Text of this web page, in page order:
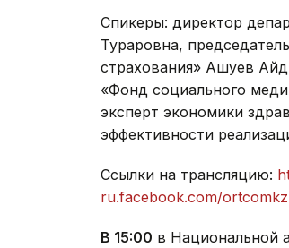
Спикеры: директор
Тураровна,
страхования» Ашуев
«Фонд социального
эксперт экономики
эффективности
Ссылки на трансляцию:
ru.facebook.com/ortcomkz
В 15:00 в Национальной